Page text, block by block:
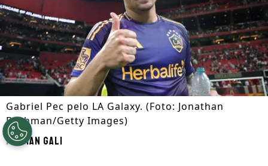
Gabriel Pec pelo LA Galaxy. (Foto: Jonathan
Bachman/Getty Images)
PorIan Gali